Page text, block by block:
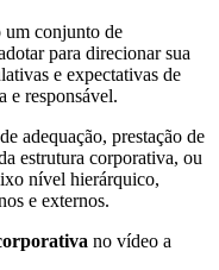
um conjunto de
para direcionar sua
e expectativas de
e responsável.
adequação, prestação de
estrutura corporativa, ou
nível hierárquico,
e externos.
no vídeo a